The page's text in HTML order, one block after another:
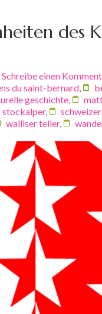
des
Schreibe einen
du saint-bernard
geschichte
stockalper,
walliser teller,